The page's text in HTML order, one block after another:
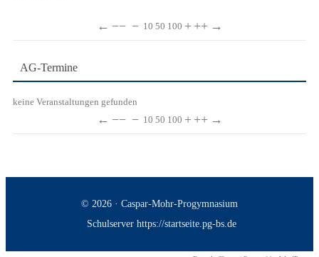
← −− − 10 50 100 + ++ →
AG-Termine
keine Veranstaltungen gefunden
← −− − 10 50 100 + ++ →
© 2026 · Caspar-Mohr-Progymnasium
Schulserver https://startseite.pg-bs.de